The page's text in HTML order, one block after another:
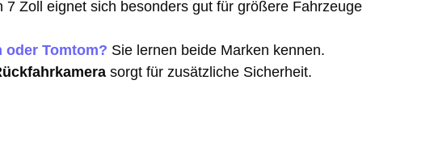
7 Zoll eignet sich besonders gut für größere Fahrzeuge
oder Tomtom? Sie lernen beide Marken kennen.
sorgt für zusätzliche Sicherheit.